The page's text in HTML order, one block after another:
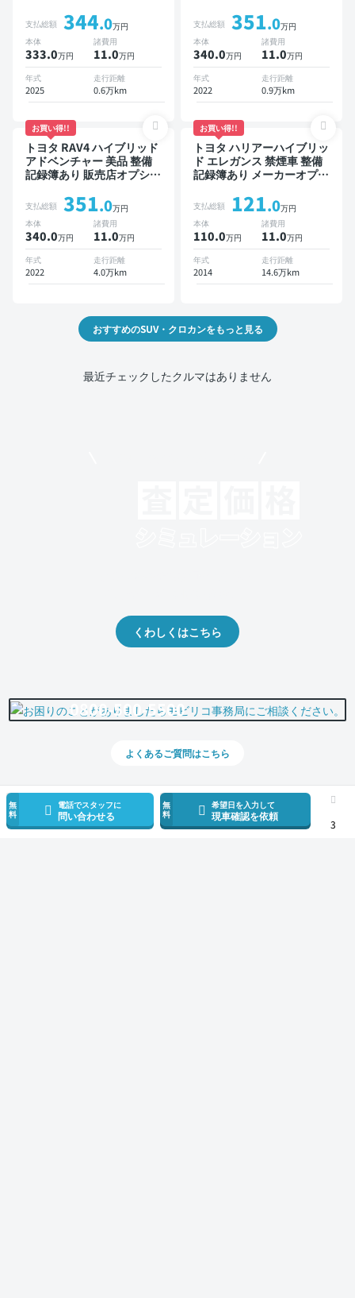
無
料
電話でスタッフに
問い合わせる
無
料
希望日を入力して
現車確認を依頼
3
ニター デジタルインナーミ
ラー オートクルーズ ワイ
ヤレスキー ETC 電動バッ
クドア バックモニター 全
方位カメラ ドライブレコー
ダー 衝突軽減
支払総額 344.0万円
本体
333.0万円
諸費用
11.0万円
年式
2025
走行距離
0.6万km
スポットモニター オートク
ルーズ スマートキー ETC
電動バックドア バックモニ
ター 全方位カメラ ドライ
ブレコーダー 衝突軽減
支払総額 351.0万円
本体
340.0万円
諸費用
11.0万円
年式
2022
走行距離
0.9万km
お買い得!!
トヨタ RAV4 ハイブリッド
アドベンチャー 美品 整備
記録簿あり 販売店オプショ
ットモニター デジタルイン
ナーミラー オートクルーズ
スマートキー ETC バック
モニター ドライブレコーダ
ー 衝突軽減
支払総額 351.0万円
本体
340.0万円
諸費用
11.0万円
年式
2022
走行距離
4.0万km
お買い得!!
トヨタ ハリアーハイブリッ
ド エレガンス 禁煙車 整備
記録簿あり メーカーオプシ
ETC バックモニター ドラ
イブレコーダー
支払総額 121.0万円
本体
110.0万円
諸費用
11.0万円
年式
2014
走行距離
14.6万km
おすすめのSUV・クロカンをもっと見る
最近チェックしたクルマはありません
くわしくはこちら
0800-500-5500
よくあるご質問はこちら